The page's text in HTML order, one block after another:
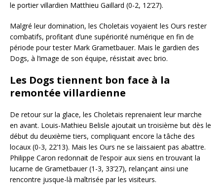
le portier villardien Matthieu Gaillard (0-2, 12’27).
Malgré leur domination, les Choletais voyaient les Ours rester
combatifs, profitant d’une supériorité numérique en fin de
période pour tester Mark Grametbauer. Mais le gardien des
Dogs, à l’image de son équipe, résistait avec brio.
Les Dogs tiennent bon face à la
remontée villardienne
De retour sur la glace, les Choletais reprenaient leur marche
en avant. Louis-Mathieu Belisle ajoutait un troisième but dès le
début du deuxième tiers, compliquant encore la tâche des
locaux (0-3, 22’13). Mais les Ours ne se laissaient pas abattre.
Philippe Caron redonnait de l’espoir aux siens en trouvant la
lucarne de Grametbauer (1-3, 33’27), relançant ainsi une
rencontre jusque-là maîtrisée par les visiteurs.